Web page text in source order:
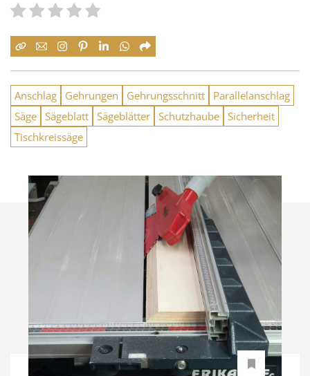
Anschlag Gehrungen Gehrungsschnitt
Parallelanschlag
Säge Sägeblatt Sägeblätter Schutzhaube Sicherheit
Tischkreissäge